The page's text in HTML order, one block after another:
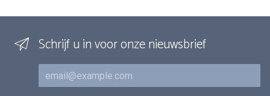
Schrijf u in voor onze nieuwsbrief
E-mail